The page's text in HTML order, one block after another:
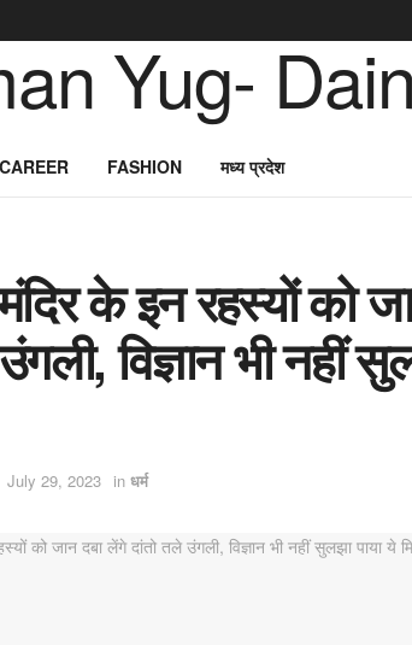
CAREER FASHION मध्य प्रदेश
के इन रहस्यों को
विज्ञान भी नहीं
July 29, 2023 in धर्म